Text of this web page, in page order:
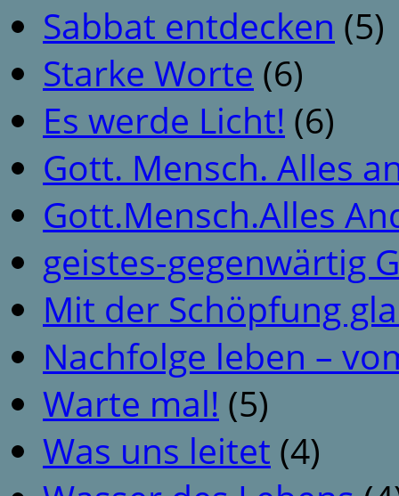
Sabbat entdecken (5)
Starke Worte (6)
Es werde Licht! (6)
Gott. Mensch. Alles
Gott.Mensch.Alles
geistes-gegenwärtig
Mit der Schöpfung
Nachfolge leben –
Warte mal! (5)
Was uns leitet (4)